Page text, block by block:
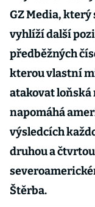
GZ Media,
vyhlíží další
předběžných
kterou vlastní
atakovat loňská
napomáhá
výsledcích
druhou a
Štěrba.